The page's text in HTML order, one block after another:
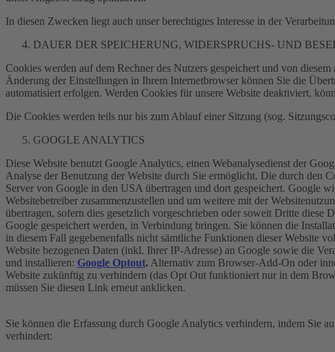
In diesen Zwecken liegt auch unser berechtigtes Interesse in der
DAUER DER SPEICHERUNG, WIDERSPRUCHS- UND
Cookies werden auf dem Rechner des Nutzers gespeichert und von
Änderung der Einstellungen in Ihrem Internetbrowser können Sie die
automatisiert erfolgen. Werden Cookies für unsere Website deaktiviert,
Die Cookies werden teils nur bis zum Ablauf einer Sitzung (sog.
GOOGLE ANALYTICS
Diese Website benutzt Google Analytics, einen Webanalysedienst der
Analyse der Benutzung der Website durch Sie ermöglicht. Die durch den
Server von Google in den USA übertragen und dort gespeichert. Google
Websitebetreiber zusammenzustellen und um weitere mit der
übertragen, sofern dies gesetzlich vorgeschrieben oder soweit Dritte
Google gespeichert werden, in Verbindung bringen. Sie können die
in diesem Fall gegebenenfalls nicht sämtliche Funktionen dieser Website
Website bezogenen Daten (inkl. Ihrer IP-Adresse) an Google sowie die
und installieren: Google Optout. Alternativ zum Browser-Add-On oder
Website zukünftig zu verhindern (das Opt Out funktioniert nur in dem
müssen Sie diesen Link erneut anklicken.
Sie können die Erfassung durch Google Analytics verhindern, indem Sie
verhindert: